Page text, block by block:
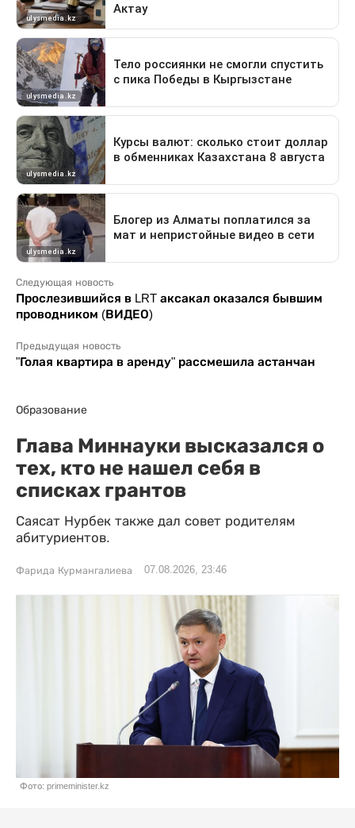
Следующая новость
Прослезившийся в LRT аксакал оказался бывшим
проводником (ВИДЕО)
Предыдущая новость
"Голая квартира в аренду" рассмешила астанчан
Образование
Глава Миннауки высказался о
тех, кто не нашел себя в
списках грантов
Саясат Нурбек также дал совет родителям
абитуриентов.
Фарида Курмангалиева 07.08.2026, 23:46
Фото: primeminister.kz